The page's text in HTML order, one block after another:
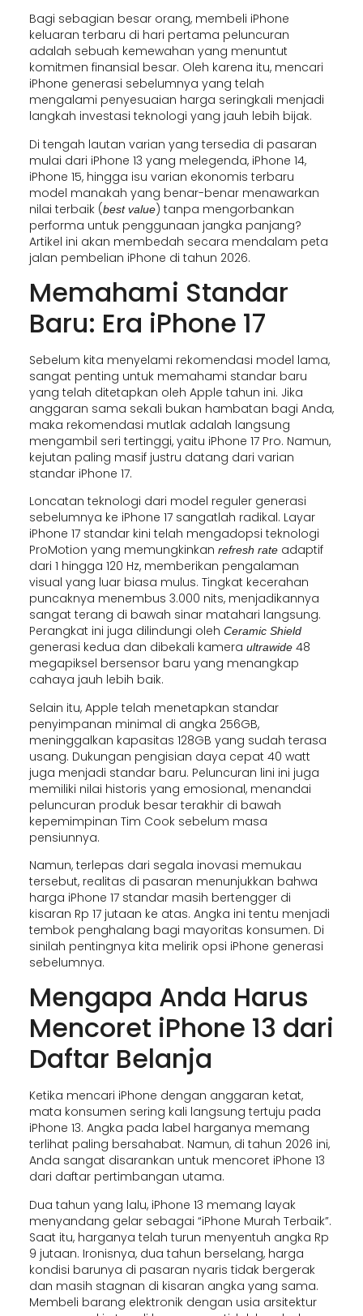
Bagi sebagian besar orang, membeli iPhone
keluaran terbaru di hari pertama peluncuran
adalah sebuah kemewahan yang menuntut
komitmen finansial besar. Oleh karena itu, mencari
iPhone generasi sebelumnya yang telah
mengalami penyesuaian harga seringkali menjadi
langkah investasi teknologi yang jauh lebih bijak.
Di tengah lautan varian yang tersedia di pasaran
mulai dari iPhone 13 yang melegenda, iPhone 14,
iPhone 15, hingga isu varian ekonomis terbaru
model manakah yang benar-benar menawarkan
nilai terbaik (best value) tanpa mengorbankan
performa untuk penggunaan jangka panjang?
Artikel ini akan membedah secara mendalam peta
jalan pembelian iPhone di tahun 2026.
Memahami Standar
Baru: Era iPhone 17
Sebelum kita menyelami rekomendasi model lama,
sangat penting untuk memahami standar baru
yang telah ditetapkan oleh Apple tahun ini. Jika
anggaran sama sekali bukan hambatan bagi Anda,
maka rekomendasi mutlak adalah langsung
mengambil seri tertinggi, yaitu iPhone 17 Pro. Namun,
kejutan paling masif justru datang dari varian
standar iPhone 17.
Loncatan teknologi dari model reguler generasi
sebelumnya ke iPhone 17 sangatlah radikal. Layar
iPhone 17 standar kini telah mengadopsi teknologi
ProMotion yang memungkinkan refresh rateadaptif
dari 1 hingga 120 Hz, memberikan pengalaman
visual yang luar biasa mulus. Tingkat kecerahan
puncaknya menembus 3.000 nits, menjadikannya
sangat terang di bawah sinar matahari langsung.
Perangkat ini juga dilindungi oleh Ceramic Shield
generasi kedua dan dibekali kamera ultrawide48
megapiksel bersensor baru yang menangkap
cahaya jauh lebih baik.
Selain itu, Apple telah menetapkan standar
penyimpanan minimal di angka 256GB,
meninggalkan kapasitas 128GB yang sudah terasa
usang. Dukungan pengisian daya cepat 40 watt
juga menjadi standar baru. Peluncuran lini ini juga
memiliki nilai historis yang emosional, menandai
peluncuran produk besar terakhir di bawah
kepemimpinan Tim Cook sebelum masa
pensiunnya.
Namun, terlepas dari segala inovasi memukau
tersebut, realitas di pasaran menunjukkan bahwa
harga iPhone 17 standar masih bertengger di
kisaran Rp 17 jutaan ke atas. Angka ini tentu menjadi
tembok penghalang bagi mayoritas konsumen. Di
sinilah pentingnya kita melirik opsi iPhone generasi
sebelumnya.
Mengapa Anda Harus
Mencoret iPhone 13 dari
Daftar Belanja
Ketika mencari iPhone dengan anggaran ketat,
mata konsumen sering kali langsung tertuju pada
iPhone 13. Angka pada label harganya memang
terlihat paling bersahabat. Namun, di tahun 2026 ini,
Anda sangat disarankan untuk mencoret iPhone 13
dari daftar pertimbangan utama.
Dua tahun yang lalu, iPhone 13 memang layak
menyandang gelar sebagai “iPhone Murah Terbaik”.
Saat itu, harganya telah turun menyentuh angka Rp
9 jutaan. Ironisnya, dua tahun berselang, harga
kondisi barunya di pasaran nyaris tidak bergerak
dan masih stagnan di kisaran angka yang sama.
Membeli barang elektronik dengan usia arsitektur